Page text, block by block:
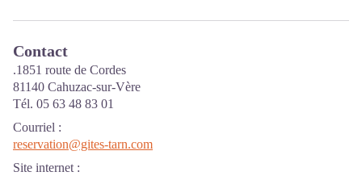
Contact
.1851 route de Cordes
81140 Cahuzac-sur-Vère
Tél. 05 63 48 83 01
Courriel :
reservation@gites-tarn.com
Site internet :